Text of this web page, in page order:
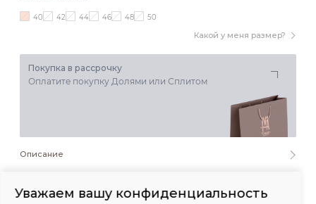
Какой у меня размер?
40 42 44 46 48 50
Покупка в рассрочку
Оплатите покупку Долями или Сплитом
Описание
Состав и уход
Уважаем вашу конфиденциальность